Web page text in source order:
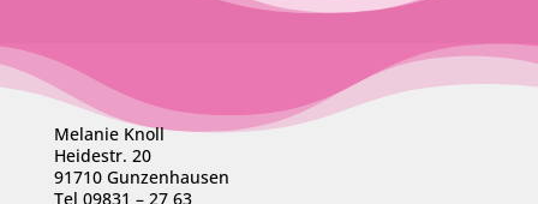
Melanie Knoll
Heidestr. 20
91710 Gunzenhausen
Tel 09831 – 27 63